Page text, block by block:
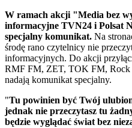
W ramach akcji "Media bez
informacyjne TVN24 i Polsat
specjalny komunikat. Na
środę rano czytelnicy nie
informacyjnych. Do akcji
RMF FM, ZET, TOK FM, Rock
nadają komunikat specjalny.
"Tu powinien być Twój
jednak nie przeczytasz tu
będzie wyglądać świat bez